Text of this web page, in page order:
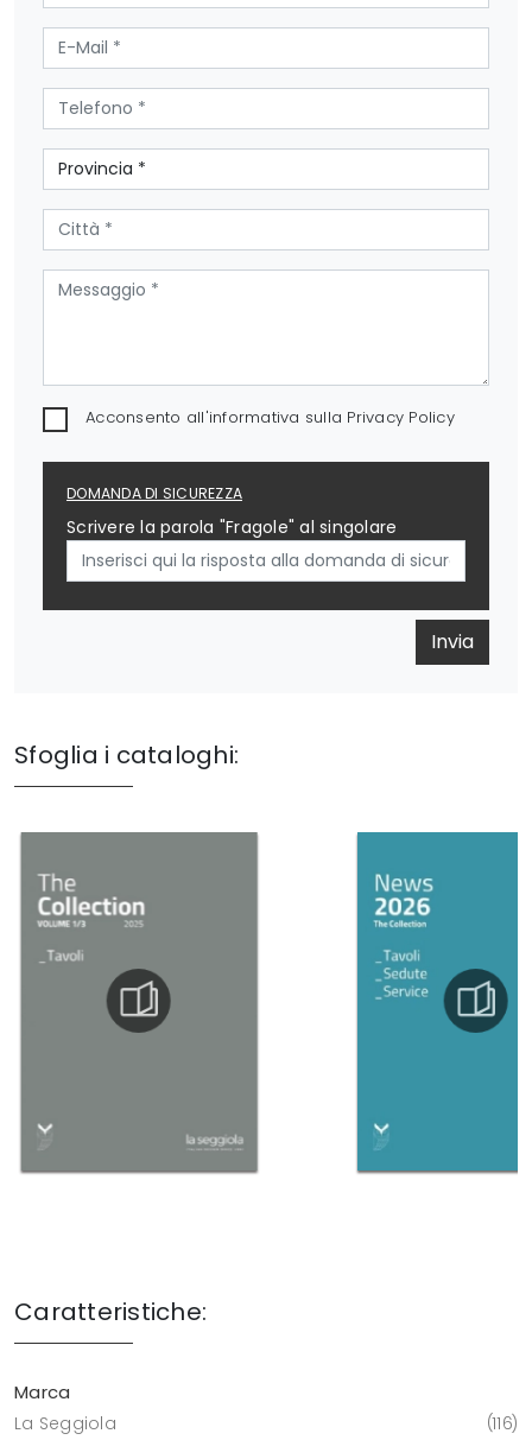
Acconsento all'informativa sulla Privacy Policy
DOMANDA DI SICUREZZA
Scrivere la parola "Fragole" al singolare
Invia
Sfoglia i cataloghi:
Caratteristiche:
Marca
La Seggiola 116